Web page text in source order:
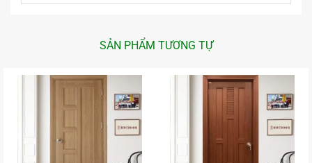
SẢN PHẨM TƯƠNG TỰ